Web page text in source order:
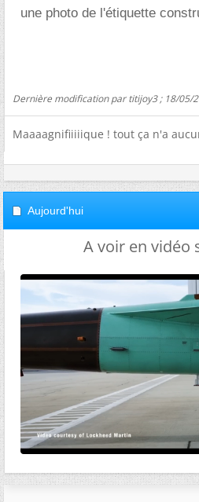
une photo de l'étiquette
Dernière modification par titijoy3 ; 18/05/
Maaaagnifiiiiique ! tout ça n'a
Aujourd'hui
A voir en vidéo